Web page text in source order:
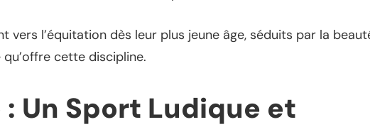
vers l’équitation dès leur plus jeune âge, séduits par la
cette discipline.
Un Sport Ludique et